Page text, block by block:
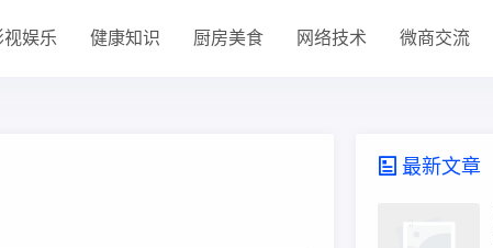
视娱乐 健康知识 厨房美食 网络技术 微商交流
最新文章